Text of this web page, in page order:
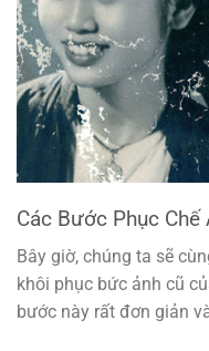
Các Bước Phục
Bây giờ, chúng ta sẽ
khôi phục bức ảnh cũ
bước này rất đơn giản